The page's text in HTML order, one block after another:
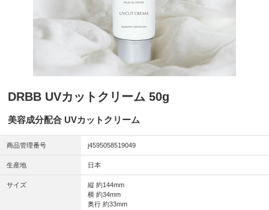
DRBB UVカットクリーム 50g
美容成分配合 UVカットクリーム
商品管理番号 j4595058519049
生産地 日本
サイズ
縦 約144mm
横 約34mm
奥行 約33mm